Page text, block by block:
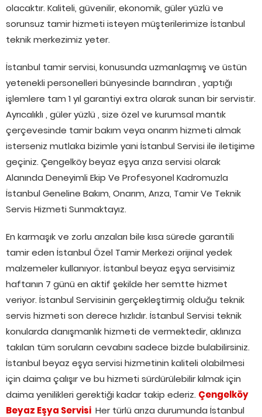
olacaktır. Kaliteli, güvenilir, ekonomik, güler yüzlü ve
sorunsuz tamir hizmeti isteyen müşterilerimize İstanbul
teknik merkezimiz yeter.
İstanbul tamir servisi, konusunda uzmanlaşmış ve üstün
yetenekli personelleri bünyesinde barındıran , yaptığı
işlemlere tam 1 yıl garantiyi extra olarak sunan bir servistir.
Ayrıcalıklı , güler yüzlü , size özel ve kurumsal mantık
çerçevesinde tamir bakım veya onarım hizmeti almak
isterseniz mutlaka bizimle yani İstanbul Servisi ile iletişime
geçiniz. Çengelköy beyaz eşya arıza servisi olarak
Alanında Deneyimli Ekip Ve Profesyonel Kadromuzla
İstanbul Geneline Bakım, Onarım, Arıza, Tamir Ve Teknik
Servis Hizmeti Sunmaktayız.
En karmaşık ve zorlu arızaları bile kısa sürede garantili
tamir eden İstanbul Özel Tamir Merkezi orijinal yedek
malzemeler kullanıyor. İstanbul beyaz eşya servisimiz
haftanın 7 günü en aktif şekilde her semtte hizmet
veriyor. İstanbul Servisinin gerçekleştirmiş olduğu teknik
servis hizmeti son derece hızlıdır. İstanbul Servisi teknik
konularda danışmanlık hizmeti de vermektedir, aklınıza
takılan tüm soruların cevabını sadece bizde bulabilirsiniz.
İstanbul beyaz eşya servisi hizmetinin kaliteli olabilmesi
için daima çalışır ve bu hizmeti sürdürülebilir kılmak için
daima yenilikleri gerektiği kadar takip ederiz. Çengelköy
Beyaz Eşya Servisi Her türlü arıza durumunda İstanbul